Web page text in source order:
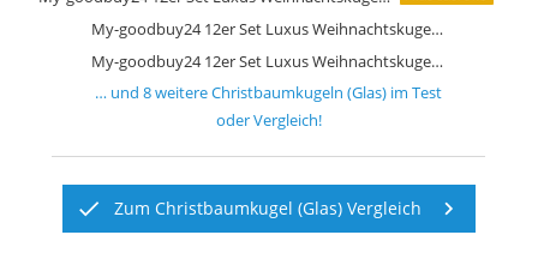
My-goodbuy24 12er Set Luxus Weihnachtskugeln Set G
My-goodbuy24 12er Set Luxus Weihnachtskugeln Set C
… und8weitereChristbaumkugeln (Glas) im Test
oder Vergleich!
Zum Christbaumkugel (Glas) Vergleich